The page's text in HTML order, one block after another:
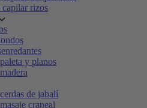
capilar rizos
y planos
de jabalí
craneal